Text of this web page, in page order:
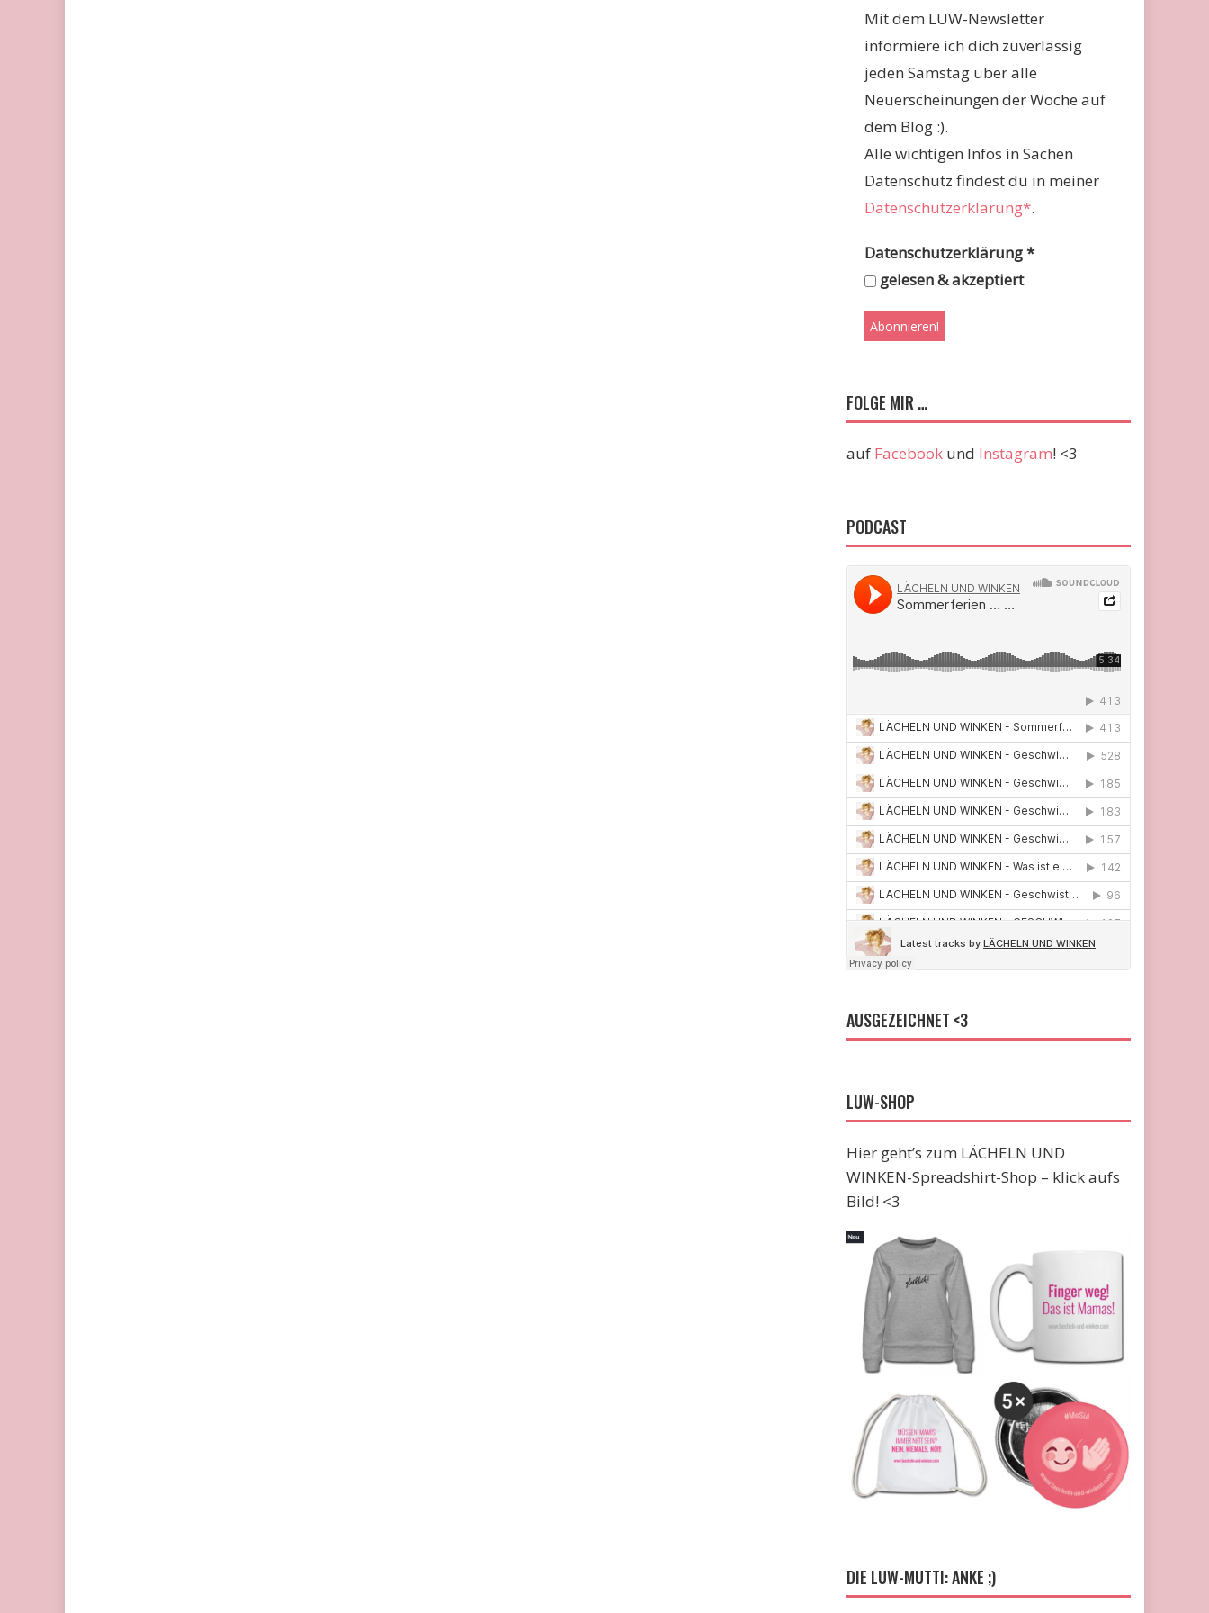
Mit dem LUW-Newsletter
informiere ich dich zuverlässig
jeden Samstag über alle
Neuerscheinungen der Woche auf
dem Blog :).
Alle wichtigen Infos in Sachen
Datenschutz findest du in meiner
Datenschutzerklärung*.
Datenschutzerklärung*
gelesen & akzeptiert
FOLGE MIR …
auf Facebook und Instagram! <3
PODCAST
AUSGEZEICHNET <3
LUW-SHOP
Hier geht’s zum LÄCHELN UND
WINKEN-Spreadshirt-Shop – klick aufs
Bild! <3
DIE LUW-MUTTI: ANKE ;)